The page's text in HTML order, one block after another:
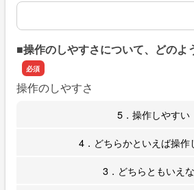
上記のように回答された具体的な
■操作のしやすさについて、どのよ
操作のしやすさ
5．操作しやすい
4．どちらかといえば操作
3．どちらともいえ